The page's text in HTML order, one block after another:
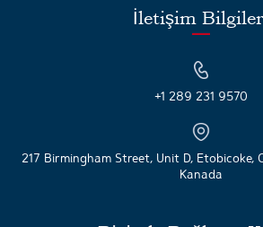
İletişim
+1 289 231 9570
217 Birmingham Street, Unit D, Etobicoke,
Kanada